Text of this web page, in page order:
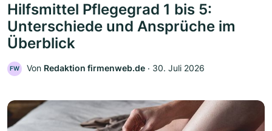
Hilfsmittel Pflegegrad 1 bis 5:
Unterschiede und Ansprüche im
Überblick
FW Von Redaktion firmenweb.de ‧ 30. Juli 2026